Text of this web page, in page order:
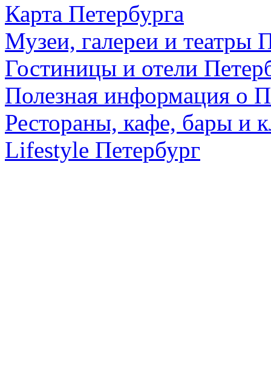
Карта Петербурга
Музеи, галереи и театры
Гостиницы и отели
Полезная информация о
Рестораны, кафе, бары и
Lifestyle Петербург